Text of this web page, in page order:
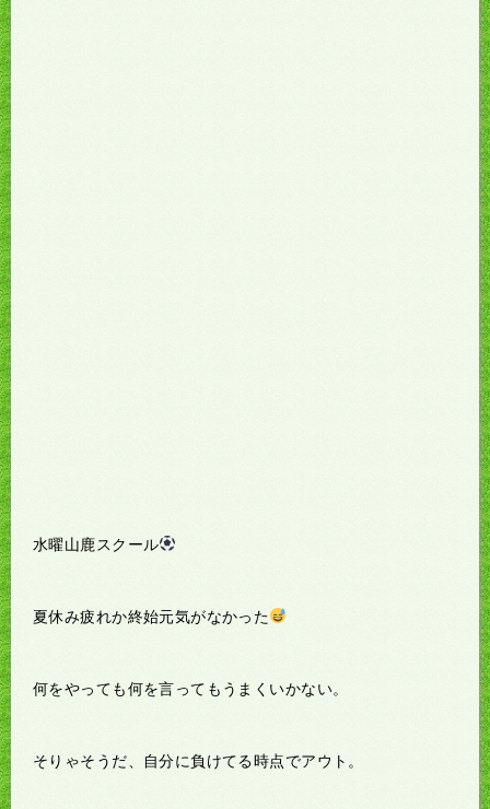
水曜山鹿スクール
夏休み疲れか終始元気がなかった
何をやっても何を言ってもうまくいかない。
そりゃそうだ、自分に負けてる時点でアウト。